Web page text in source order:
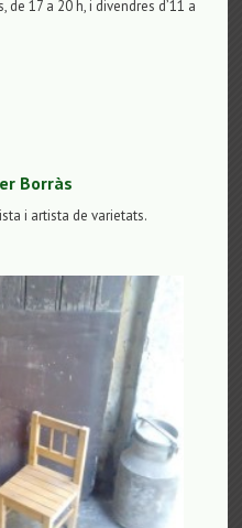
17 a 20 h, i divendres d’11 a
Borràs
i artista de varietats.